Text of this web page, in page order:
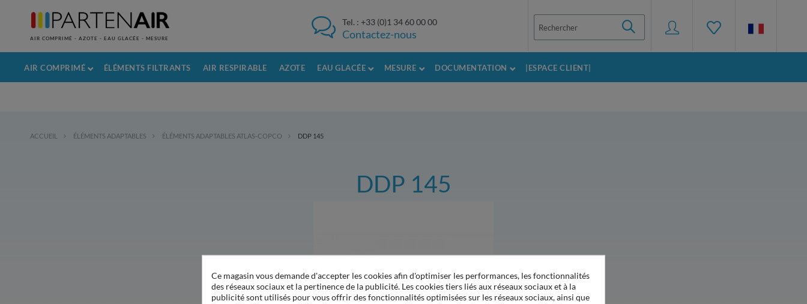
AIR COMPRIMÉ - AZOTE - EAU GLACÉE - MESURE
Tel. : +33 (0)1 34 60 00 00
Contactez-nous
AIR COMPRIMÉ ÉLÉMENTS FILTRANTS AIR RESPIRABLE AZOTE EAU GLACÉE MESURE DOCUMENTATION |ESPACE CLIENT|
ACCUEIL ÉLÉMENTS ADAPTABLES ÉLÉMENTS ADAPTABLES ATLAS-COPCO DDP 145
DDP 145
Ce magasin vous demande d'accepter les cookies afin d'optimiser les performances, les fonctionnalités
des réseaux sociaux et la pertinence de la publicité. Les cookies tiers liés aux réseaux sociaux et à la
publicité sont utilisés pour vous offrir des fonctionnalités optimisées sur les réseaux sociaux, ainsi que